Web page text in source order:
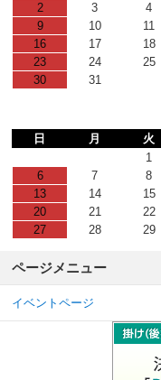
2
3 4
9
10 11
16
17 18
23
24 25
30
31
日
月 火
1
6
7 8
13
14 15
20
21 22
27
28 29
ページメニュー
イベントページ